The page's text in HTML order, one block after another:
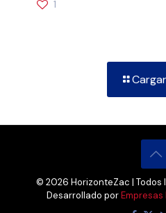
1
© 2026 HorizonteZac | Todos
Desarrollado por